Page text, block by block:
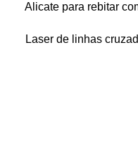
Alicate para rebitar
Laser de linhas